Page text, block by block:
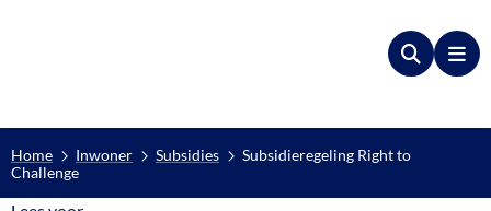
Zoeken
Home Inwoner Subsidies
Subsidieregeling Right to
Challenge